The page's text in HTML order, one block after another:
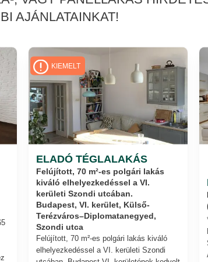
AJÁNLATAINKAT!
ELADÓ TÉGLALAKÁS
Felújított, 70 m²-es polgári lakás
kiváló elhelyezkedéssel a VI.
kerületi Szondi utcában.
Budapest, VI. kerület, Külső-
Terézváros–Diplomatanegyed,
Szondi utca
Felújított, 70 m²-es polgári lakás kiváló
elhelyezkedéssel a VI. kerületi Szondi
KIEMELT